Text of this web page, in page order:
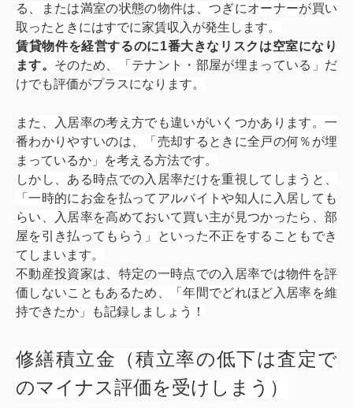
る、または満室の状態の物件は、つぎにオーナーが買い
取ったときにはすでに家賃収入が発生します。
賃貸物件を経営するのに1番大きなリスクは空室になり
ます。 そのため、「テナント・部屋が埋まっている」だ
けでも評価がプラスになります。
また、入居率の考え方でも違いがいくつかあります。一
番わかりやすいのは、「売却するときに全戸の何％が埋
まっているか」を考える方法です。
しかし、ある時点での入居率だけを重視してしまうと、
「一時的にお金を払ってアルバイトや知人に入居しても
らい、入居率を高めておいて買い主が見つかったら、部
屋を引き払ってもらう」といった不正をすることもでき
てしまいます。
不動産投資家は、特定の一時点での入居率では物件を評
価しないこともあるため、「年間でどれほど入居率を維
持できたか」も記録しましょう！
修繕積立金（積立率の低下は査定で
のマイナス評価を受けしまう）